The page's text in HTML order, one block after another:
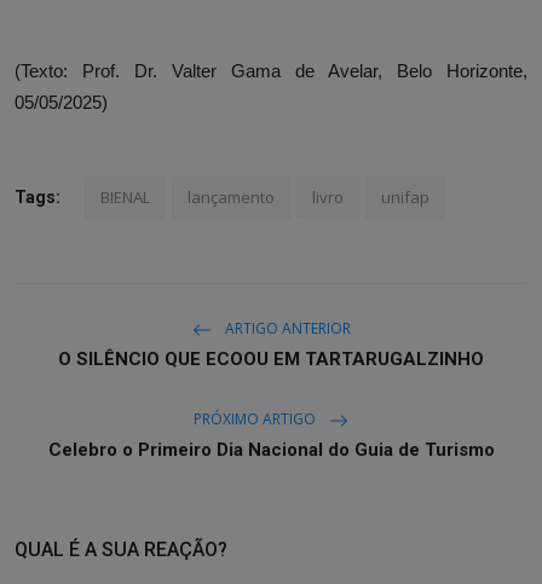
(Texto: Prof. Dr. Valter Gama de Avelar, Belo Horizonte,
05/05/2025)
Tags: BIENAL lançamento livro unifap
ARTIGO ANTERIOR
O SILÊNCIO QUE ECOOU EM TARTARUGALZINHO
PRÓXIMO ARTIGO
Celebro o Primeiro Dia Nacional do Guia de Turismo
QUAL É A SUA REAÇÃO?